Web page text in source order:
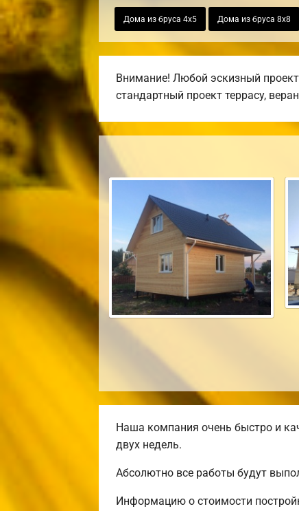
Дома из бруса 4х5 Дома из бруса 8х8
Внимание! Любой эскизный
стандартный проект террасу,
Наша компания очень быстро и
двух недель.
Абсолютно все работы будут
Информацию о стоимости